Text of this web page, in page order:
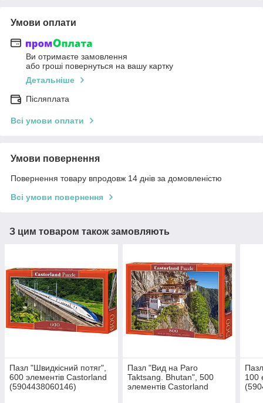
Умови оплати
Ви отримаєте замовлення
або гроші повернуться на вашу картку
Детальніше
Післяплата
Всі умови оплати
Умови повернення
Повернення товару впродовж 14 днів за домовленістю
Всі умови повернення
З цим товаром також замовляють
Пазл "Швидкісний потяг",
600 элементів Castorland
(5904438060146)
Пазл "Вид на Paro
Taktsang. Bhutan", 500
элементів Castorland
100